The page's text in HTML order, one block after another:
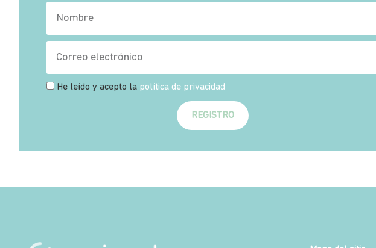
He leído y acepto la política de privacidad
REGISTRO